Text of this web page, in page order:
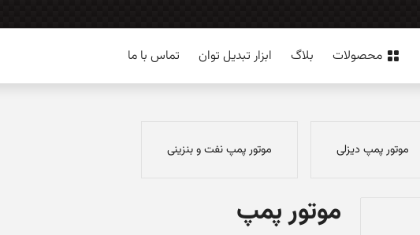
محصولات بلاگ ابزار تبدیل توان تماس با ما
موتور پمپ دیزلی موتور پمپ نفت و بنزینی
موتور پمپ